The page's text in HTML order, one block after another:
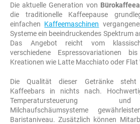
Die aktuelle Generation von
die traditionelle Kaffeepause
einfachen Kaffeemaschinen
Systeme ein beeindruckendes Spektrum
Das Angebot reicht vom
verschiedene Espressovariationen
Kreationen wie Latte Macchiato oder Flat
Die Qualität dieser Getränke steht
Kaffeebars in nichts nach.
Temperatursteuerung
Milchaufschäumsysteme
Baristaniveau. Zusätzlich können